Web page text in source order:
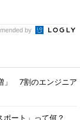
by
」 7割のエンジニア
ポート」って何？